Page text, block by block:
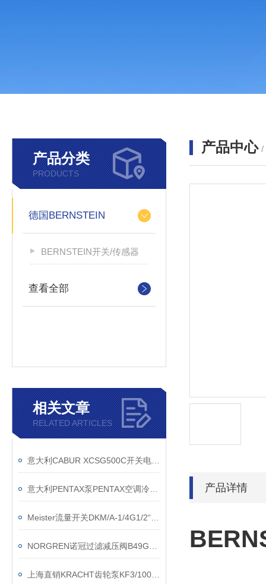
产品分类
PRODUCTS
德国BERNSTEIN
BERNSTEIN开关/传感器
查看全部
相关文章
RELATED ARTICLES
产品中心 /
产品详情